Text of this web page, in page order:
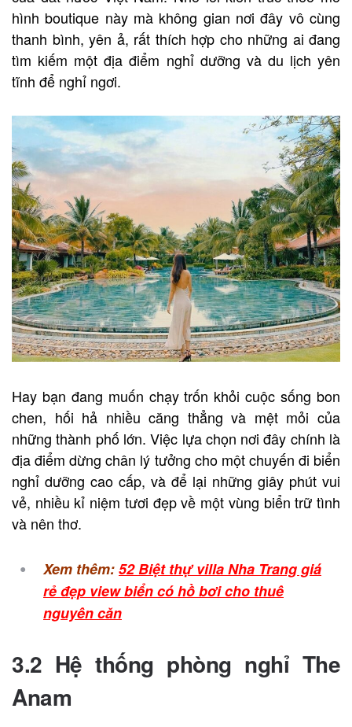
hình boutique này mà không gian nơi đây vô cùng
thanh bình, yên ả, rất thích hợp cho những ai đang
tìm kiếm một địa điểm nghỉ dưỡng và du lịch yên
tĩnh để nghỉ ngơi.
Hay bạn đang muốn chạy trốn khỏi cuộc sống bon
chen, hối hả nhiều căng thẳng và mệt mỏi của
những thành phố lớn. Việc lựa chọn nơi đây chính là
địa điểm dừng chân lý tưởng cho một chuyến đi biển
nghỉ dưỡng cao cấp, và để lại những giây phút vui
vẻ, nhiều kỉ niệm tươi đẹp về một vùng biển trữ tình
và nên thơ.
Xem thêm:52 Biệt thự villa Nha Trang giá
rẻ đẹp view biển có hồ bơi cho thuê
nguyên căn
3.2 Hệ thống phòng nghỉ The
Anam